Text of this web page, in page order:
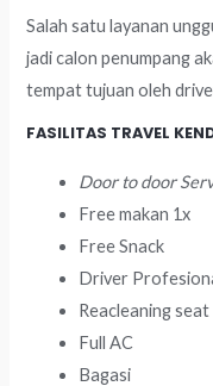
Salah satu layanan
jadi calon penumpang
tempat tujuan oleh
FASILITAS TRAVEL
Door to door
Free makan 1x
Free Snack
Driver
Reacleaning seat
Full AC
Bagasi